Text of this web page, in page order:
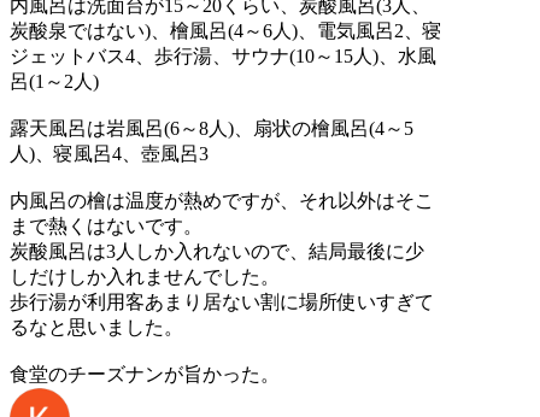
内風呂は洗面台が15～20くらい、炭酸風呂(3人、
炭酸泉ではない)、檜風呂(4～6人)、電気風呂2、寝
ジェットバス4、歩行湯、サウナ(10～15人)、水風
呂(1～2人)
露天風呂は岩風呂(6～8人)、扇状の檜風呂(4～5
人)、寝風呂4、壺風呂3
内風呂の檜は温度が熱めですが、それ以外はそこ
まで熱くはないです。
炭酸風呂は3人しか入れないので、結局最後に少
しだけしか入れませんでした。
歩行湯が利用客あまり居ない割に場所使いすぎて
るなと思いました。
食堂のチーズナンが旨かった。